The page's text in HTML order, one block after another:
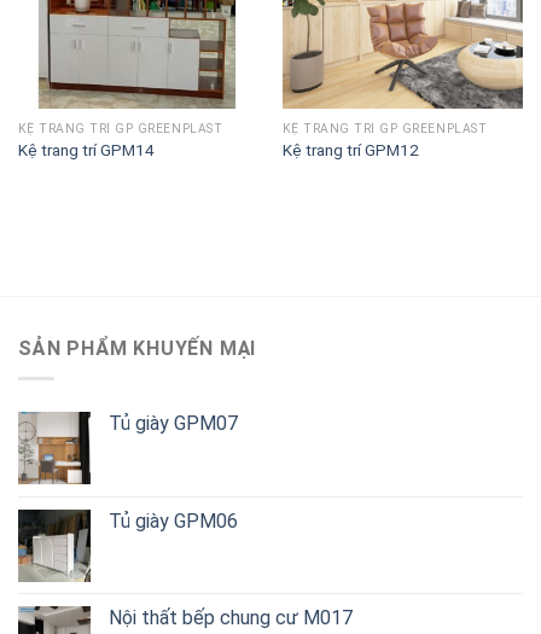
KỆ TRANG TRÍ GP GREENPLAST
Kệ trang trí GPM14
KỆ TRANG TRÍ GP GREENPLAST
Kệ trang trí GPM12
SẢN PHẨM KHUYẾN MẠI
Tủ giày GPM07
Tủ giày GPM06
Nội thất bếp chung cư M017